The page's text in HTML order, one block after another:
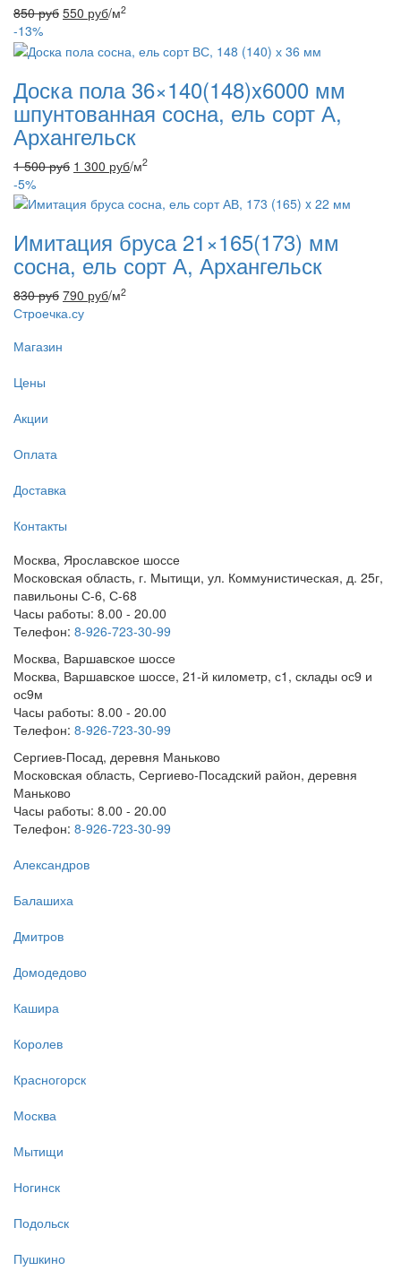
850руб 550 руб/м2
-13%
Доска пола 36×140(148)x6000 мм
шпунтованная сосна, ель сорт А,
Архангельск
1 500руб 1 300 руб/м2
-5%
Имитация бруса 21×165(173) мм
сосна, ель сорт А, Архангельск
830руб 790 руб/м2
Строечка.су
Магазин
Цены
Акции
Оплата
Доставка
Контакты
Москва, Ярославское шоссе
Московская область, г. Мытищи, ул. Коммунистическая, д. 25г,
павильоны С-6, С-68
Часы работы: 8.00 - 20.00
Телефон: 8-926-723-30-99
Москва, Варшавское шоссе
Москва, Варшавское шоссе, 21-й километр, с1, склады ос9 и
ос9м
Часы работы: 8.00 - 20.00
Телефон: 8-926-723-30-99
Сергиев-Посад, деревня Маньково
Московская область, Сергиево-Посадский район, деревня
Маньково
Часы работы: 8.00 - 20.00
Телефон: 8-926-723-30-99
Александров
Балашиха
Дмитров
Домодедово
Кашира
Королев
Красногорск
Москва
Мытищи
Ногинск
Подольск
Пушкино